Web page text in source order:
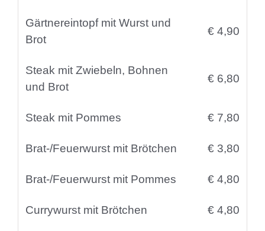
Gärtnereintopf mit Wurst und
Brot
€ 4,90
Steak mit Zwiebeln, Bohnen
und Brot
€ 6,80
Steak mit Pommes € 7,80
Brat-/Feuerwurst mit Brötchen € 3,80
Brat-/Feuerwurst mit Pommes € 4,80
Currywurst mit Brötchen € 4,80